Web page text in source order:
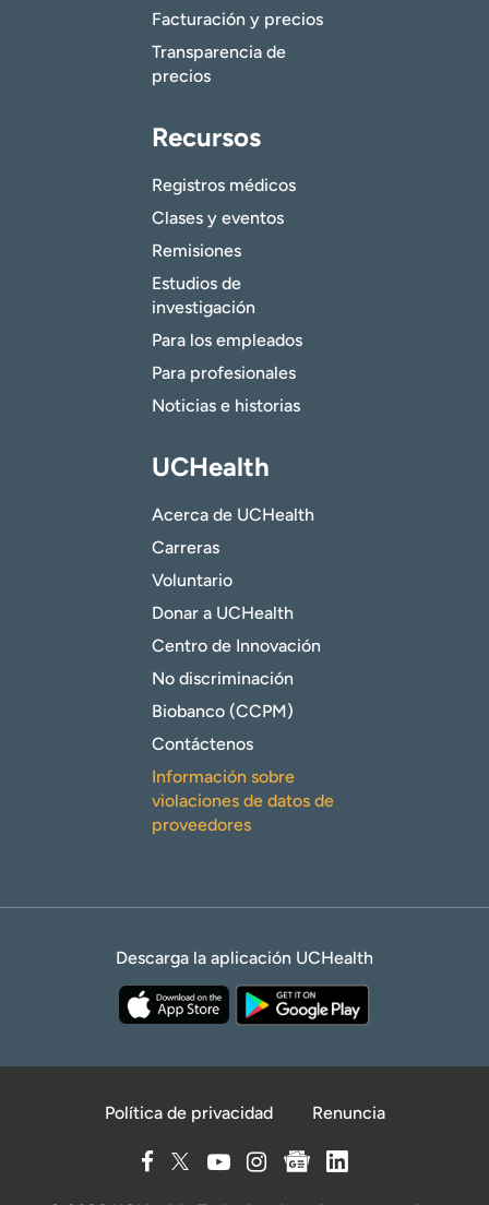
Facturación y precios
Transparencia de
precios
Recursos
Registros médicos
Clases y eventos
Remisiones
Estudios de
investigación
Para los empleados
Para profesionales
Noticias e historias
UCHealth
Acerca de UCHealth
Carreras
Voluntario
Donar a UCHealth
Centro de Innovación
No discriminación
Biobanco (CCPM)
Contáctenos
Información sobre
violaciones de datos de
proveedores
Descarga la aplicación UCHealth
Política de privacidad Renuncia